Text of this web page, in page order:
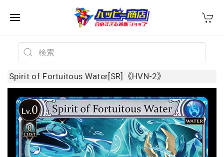
Spirit of Fortuitous Water[SR]《HVN-2》